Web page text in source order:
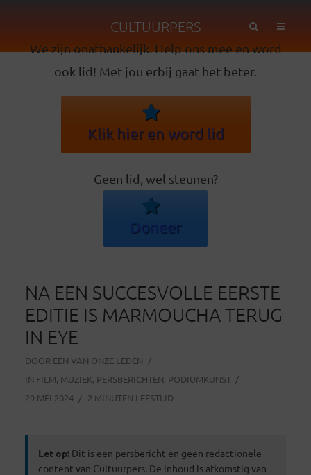
CULTUURPERS
We zijn onafhankelijk. Help ons mee en word
ook lid! Met jou erbij gaat het beter.
Klik hier en word lid
Geen lid, wel steunen?
Doneer
NA EEN SUCCESVOLLE EERSTE
EDITIE IS MARMOUCHA TERUG
IN EYE
DOOR EEN VAN ONZE LEDEN
IN FILM, MUZIEK, PERSBERICHTEN, PODIUMKUNST
29 MEI 2024
2 MINUTEN LEESTIJD
Let op:Dit is een persbericht en geen redactionele
content van Cultuurpers. De inhoud is afkomstig van